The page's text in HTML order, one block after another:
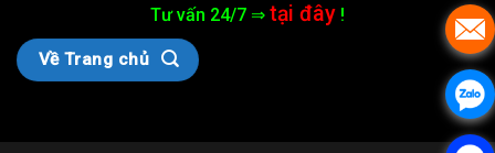
Tư vấn 24/7 ⇒ tại đây !
Về Trang chủ